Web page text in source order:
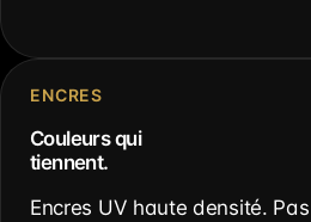
ENCRES
Couleurs qui
tiennent.
Encres UV haute densité.